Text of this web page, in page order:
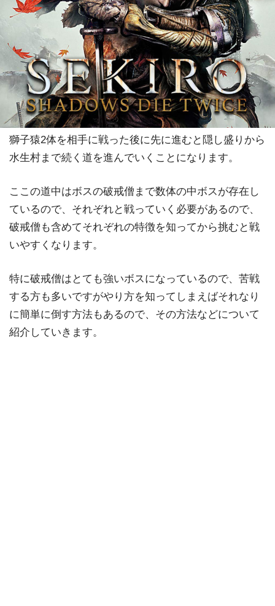
獅子猿2体を相手に戦った後に先に進むと隠し盛りから
水生村まで続く道を進んでいくことになります。
ここの道中はボスの破戒僧まで数体の中ボスが存在し
ているので、それぞれと戦っていく必要があるので、
破戒僧も含めてそれぞれの特徴を知ってから挑むと戦
いやすくなります。
特に破戒僧はとても強いボスになっているので、苦戦
する方も多いですがやり方を知ってしまえばそれなり
に簡単に倒す方法もあるので、その方法などについて
紹介していきます。